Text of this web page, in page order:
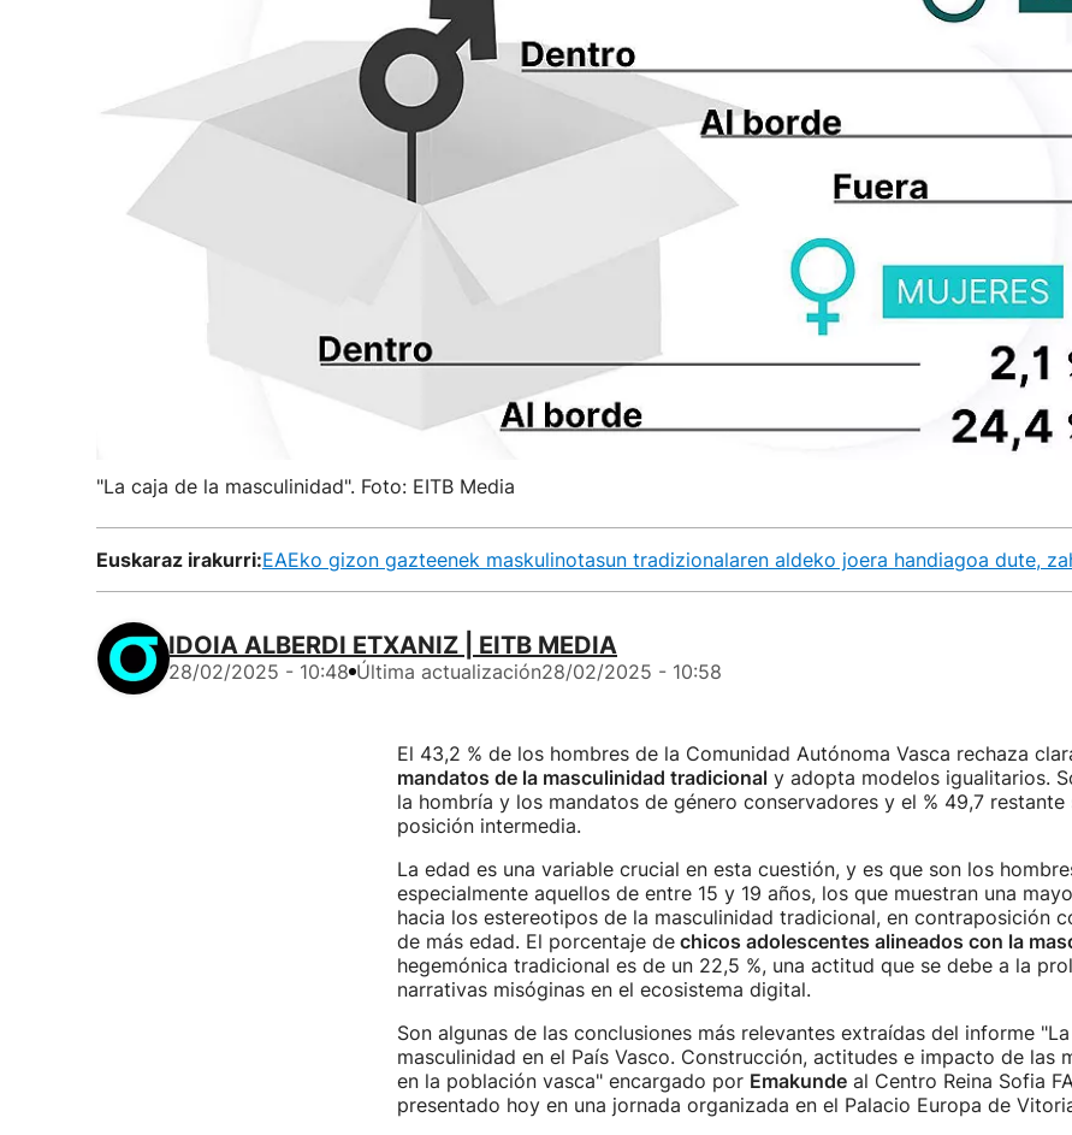
"La caja de la masculinidad". Foto: EITB Media
Euskaraz irakurri:EAEko gizon gazteenek maskulinotasun tradizionalaren aldeko joera handiagoa dute,
IDOIA ALBERDI ETXANIZ | EITB MEDIA
28/02/2025 - 10:48 Última actualización28/02/2025 - 10:58
El 43,2 % de los hombres de la Comunidad Autónoma Vasca rechaza
mandatos de la masculinidad tradicionaly adopta modelos igualitarios.
la hombría y los mandatos de género conservadores y el % 49,7 restante
posición intermedia.
La edad es una variable crucial en esta cuestión, y es que son los
especialmente aquellos de entre 15 y 19 años, los que muestran una
hacia los estereotipos de la masculinidad tradicional, en contraposición
de más edad. El porcentaje dechicos adolescentes alineados con la
hegemónica tradicional es de un 22,5 %, una actitud que se debe a la
narrativas misóginas en el ecosistema digital.
Son algunas de las conclusiones más relevantes extraídas del informe
masculinidad en el País Vasco. Construcción, actitudes e impacto de las
en la población vasca" encargado por Emakundeal Centro Reina Sofia
presentado hoy en una jornada organizada en el Palacio Europa de